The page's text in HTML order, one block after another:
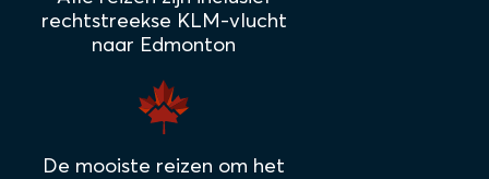
rechtstreekse KLM-vlucht
naar Edmonton
De mooiste reizen om het